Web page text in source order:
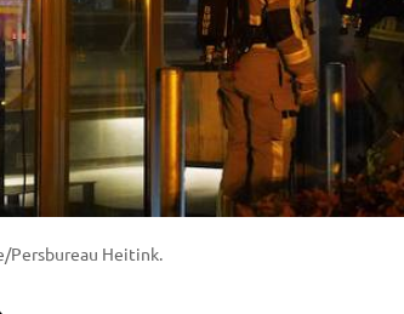
Persbureau Heitink.